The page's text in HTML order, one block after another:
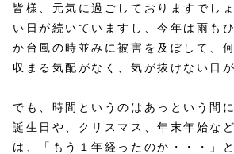
皆様、元気に過ごしておりますでし
い日が続いていますし、今年は雨も
か台風の時並みに被害を及ぼして、
収まる気配がなく、気が抜けない日
でも、時間というのはあっという間
誕生日や、クリスマス、年末年始な
は、「もう１年経ったのか・・・」